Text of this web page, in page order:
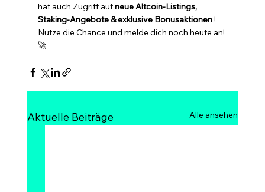
hat auch Zugriff auf neue Altcoin-Listings,
Staking-Angebote & exklusive Bonusaktionen !
Nutze die Chance und melde dich noch heute an!
🚀
Aktuelle Beiträge Alle ansehen